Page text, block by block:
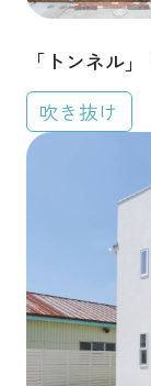
「トンネル
吹き抜け